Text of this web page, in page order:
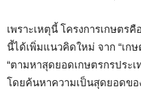
เพราะเหตุนี้ โครงการเกษตร
นี้ได้เพิ่มแนวคิดใหม่ จาก “เก
“ตามหาสุดยอดเกษตรกรประเ
โดยค้นหาความเป็นสุดยอดขอ